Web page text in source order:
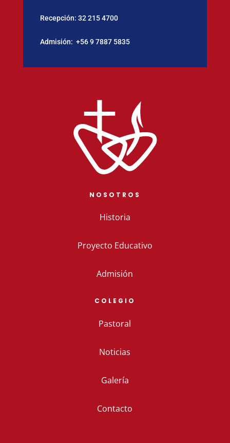
Recepción: 32 215 4700
Admisión: ‪+56 9 7887 5835
NOSOTROS
Historia
Proyecto Educativo
Admisión
COLEGIO
Pastoral
Noticias
Galería
Contacto